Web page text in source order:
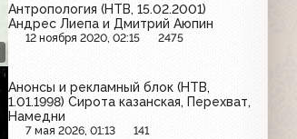
Антропология (НТВ, 15.02.2001)
Андрес Лиепа и Дмитрий Аюпин
12 ноября 2020, 02:15 2475
Анонсы и рекламный блок (НТВ,
1.01.1998) Сирота казанская, Перехват,
Намедни
7 мая 2026, 01:13 141